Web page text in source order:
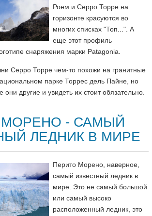
Роем и Серро Торре на
горизонте красуются во
многих списках "Топ...". А
еще этот профиль
снаряжения марки Patagonia.
Серро Торре чем-то похожи на гранитные
парке Торрес дель Пайне, но
они другие и увидеть их стоит обязательно.
- САМЫЙ
ЛЕДНИК В МИРЕ
Перито Морено, наверное,
самый известный ледник в
мире. Это не самый большой
или самый высоко
расположенный ледник, это